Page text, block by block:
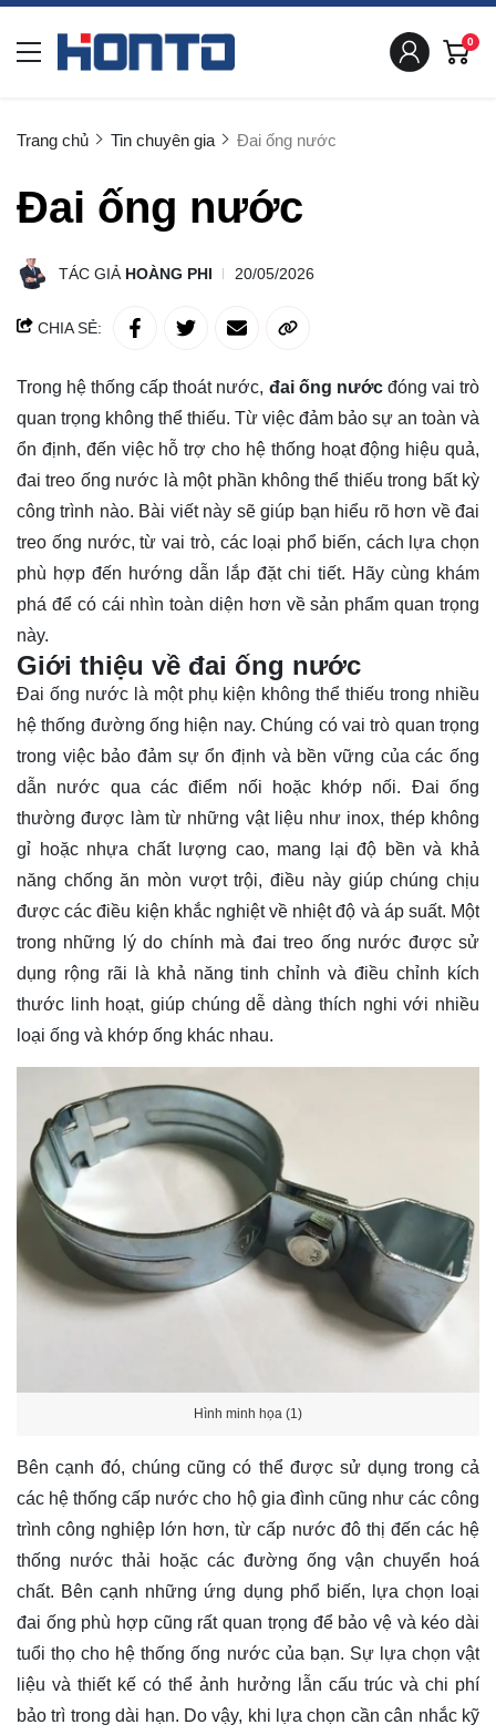
0
Trang chủ Tin chuyên gia Đai ống nước
Đai ống nước
TÁC GIẢ HOÀNG PHI 20/05/2026
CHIA SẺ:
Trong hệ thống cấp thoát nước, đai ống nướcđóng vai trò
quan trọng không thể thiếu. Từ việc đảm bảo sự an toàn và
ổn định, đến việc hỗ trợ cho hệ thống hoạt động hiệu quả,
đai treo ống nước là một phần không thể thiếu trong bất kỳ
công trình nào. Bài viết này sẽ giúp bạn hiểu rõ hơn về đai
treo ống nước, từ vai trò, các loại phổ biến, cách lựa chọn
phù hợp đến hướng dẫn lắp đặt chi tiết. Hãy cùng khám
phá để có cái nhìn toàn diện hơn về sản phẩm quan trọng
này.
Giới thiệu về đai ống nước
Đai ống nước là một phụ kiện không thể thiếu trong nhiều
hệ thống đường ống hiện nay. Chúng có vai trò quan trọng
trong việc bảo đảm sự ổn định và bền vững của các ống
dẫn nước qua các điểm nối hoặc khớp nối. Đai ống
thường được làm từ những vật liệu như inox, thép không
gỉ hoặc nhựa chất lượng cao, mang lại độ bền và khả
năng chống ăn mòn vượt trội, điều này giúp chúng chịu
được các điều kiện khắc nghiệt về nhiệt độ và áp suất. Một
trong những lý do chính mà đai treo ống nước được sử
dụng rộng rãi là khả năng tinh chỉnh và điều chỉnh kích
thước linh hoạt, giúp chúng dễ dàng thích nghi với nhiều
loại ống và khớp ống khác nhau.
Hình minh họa (1)
Bên cạnh đó, chúng cũng có thể được sử dụng trong cả
các hệ thống cấp nước cho hộ gia đình cũng như các công
trình công nghiệp lớn hơn, từ cấp nước đô thị đến các hệ
thống nước thải hoặc các đường ống vận chuyển hoá
chất. Bên cạnh những ứng dụng phổ biến, lựa chọn loại
đai ống phù hợp cũng rất quan trọng để bảo vệ và kéo dài
tuổi thọ cho hệ thống ống nước của bạn. Sự lựa chọn vật
liệu và thiết kế có thể ảnh hưởng lẫn cấu trúc và chi phí
bảo trì trong dài hạn. Do vậy, khi lựa chọn cần cân nhắc kỹ